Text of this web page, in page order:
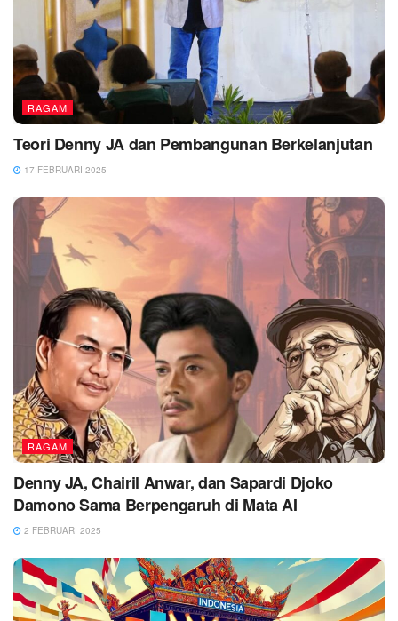
RAGAM
Teori Denny JA dan Pembangunan Berkelanjutan
17 FEBRUARI 2025
RAGAM
Denny JA, Chairil Anwar, dan Sapardi Djoko
Damono Sama Berpengaruh di Mata AI
2 FEBRUARI 2025